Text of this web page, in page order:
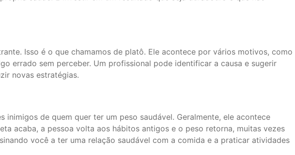
Isso é o que chamamos de platô. Ele acontece por vários motivos, como
errado sem perceber. Um profissional pode identificar a causa e sugerir
novas estratégias.
de quem quer ter um peso saudável. Geralmente, ele acontece
acaba, a pessoa volta aos hábitos antigos e o peso retorna, muitas vezes
você a ter uma relação saudável com a comida e a praticar atividades